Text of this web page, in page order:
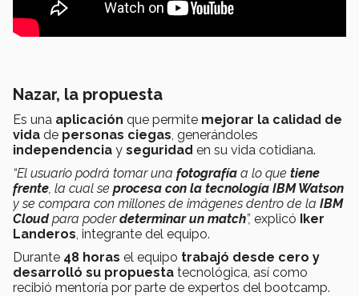
Nazar, la propuesta
Es una aplicación que permite mejorar la calidad de
vida de personas ciegas , generándoles
independencia y seguridad en su vida cotidiana.
“El usuario podrá tomar una fotografía a lo que tiene
frente , la cual se procesa con la tecnología IBM Watson
y se compara con millones de imágenes dentro de la IBM
Cloudpara poderdeterminar un match”, explicó Iker
Landeros , integrante del equipo.
Durante 48 horas el equipo trabajó desde cero y
desarrolló su propuesta tecnológica, así como
recibió mentoría por parte de expertos del bootcamp.